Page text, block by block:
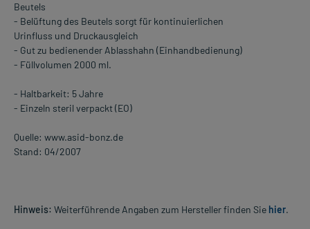
Beutels
- Belüftung des Beutels sorgt für kontinuierlichen
Urinfluss und Druckausgleich
- Gut zu bedienender Ablasshahn (Einhandbedienung)
- Füllvolumen 2000 ml.
- Haltbarkeit: 5 Jahre
- Einzeln steril verpackt (EO)
Quelle: www.asid-bonz.de
Stand: 04/2007
Hinweis: Weiterführende Angaben zum Hersteller finden Sie hier.